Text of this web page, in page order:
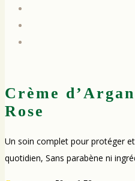
Crème
Rose
Un soin complet pour protéger
quotidien, Sans parabène ni